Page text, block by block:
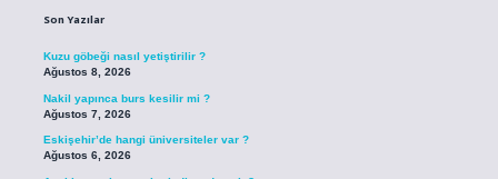
Son Yazılar
Kuzu göbeği nasıl yetiştirilir ?
Ağustos 8, 2026
Nakil yapınca burs kesilir mi ?
Ağustos 7, 2026
Eskişehir’de hangi üniversiteler var ?
Ağustos 6, 2026